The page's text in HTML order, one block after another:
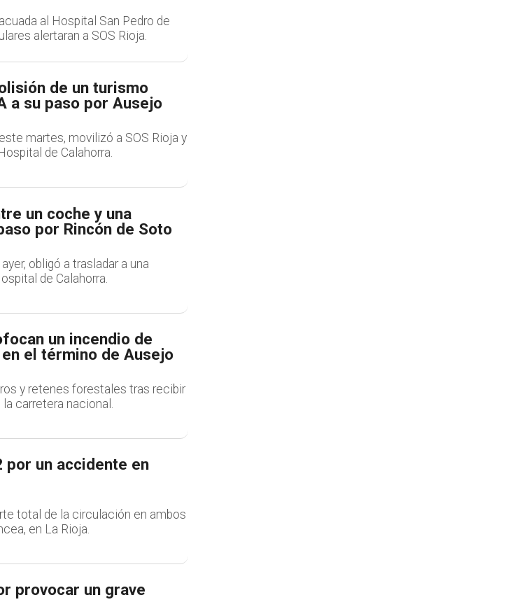
al Hospital San Pedro de
alertaran a SOS Rioja.
de un turismo
a su paso por Ausejo
martes, movilizó a SOS Rioja y
de Calahorra.
un coche y una
por Rincón de Soto
obligó a trasladar a una
de Calahorra.
un incendio de
el término de Ausejo
y retenes forestales tras recibir
carretera nacional.
un accidente en
total de la circulación en ambos
en La Rioja.
provocar un grave